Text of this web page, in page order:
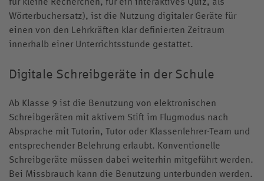
Wörterbuchersatz), ist die Nutzung digitaler Geräte für
einen von den Lehrkräften klar definierten Zeitraum
innerhalb einer Unterrichtsstunde gestattet.
Digitale Schreibgeräte in der Schule
Ab Klasse 9 ist die Benutzung von elektronischen
Schreibgeräten mit aktivem Stift im Flugmodus nach
Absprache mit Tutorin, Tutor oder Klassenlehrer-Team und
entsprechender Belehrung erlaubt. Konventionelle
Schreibgeräte müssen dabei weiterhin mitgeführt werden.
Bei Missbrauch kann die Benutzung unterbunden werden.